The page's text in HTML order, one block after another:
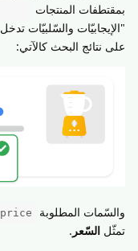
بمقتطفات المنتجات
"الإيجابيّات والسّلبيّات
على نتائج البحث كالآتي:
والسّمات المطلوبة price
تمثّل السّعر .